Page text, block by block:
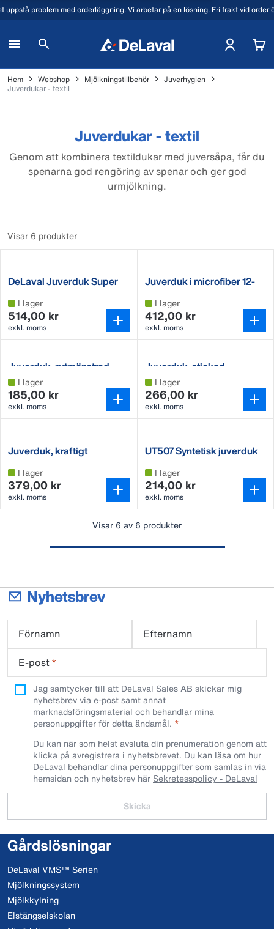
uppstå problem med orderläggning. Vi arbetar på en lösning. Fri frakt vid
Hem Webshop Mjölkningstillbehör
Juverhygien
Juverdukar - textil
Juverdukar - textil
Genom att kombinera textildukar med juversåpa, får du
spenarna god rengöring av spenar och ger god
urmjölkning.
Visar 6 produkter
DeLaval Juverduk Super
I lager
514,00 kr
exkl. moms
Juverduk i microfiber 12-
I lager
412,00 kr
exkl. moms
Juverduk, rutmönstrad
I lager
185,00 kr
exkl. moms
Juverduk, stickad
I lager
266,00 kr
exkl. moms
Juverduk, kraftigt
I lager
379,00 kr
exkl. moms
UT507 Syntetisk juverduk
I lager
214,00 kr
exkl. moms
Visar 6 av 6 produkter
Nyhetsbrev
Förnamn
Efternamn
E-post*
Jag samtycker till att DeLaval Sales AB skickar mig
nyhetsbrev via e-post samt annat
marknadsföringsmaterial och behandlar mina
personuppgifter för detta ändamål.
Du kan när som helst avsluta din prenumeration genom att
klicka på avregistrera i nyhetsbrevet. Du kan läsa om hur
DeLaval behandlar dina personuppgifter som samlas in via
hemsidan och nyhetsbrev här Sekretesspolicy - DeLaval
Skicka
Gårdslösningar
DeLaval VMS™ Serien
Mjölkningssystem
Mjölkkylning
Elstängselskolan